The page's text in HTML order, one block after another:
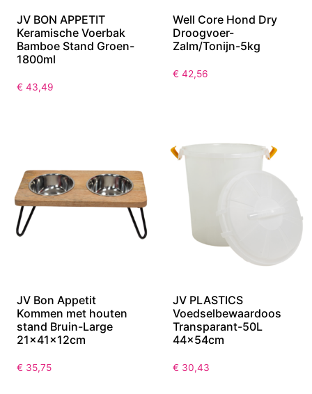
JV BON APPETIT
Keramische Voerbak
Bamboe Stand Groen-
1800ml
€ 43,49
Well Core Hond Dry
Droogvoer-
Zalm/Tonijn-5kg
€ 42,56
JV Bon Appetit
Kommen met houten
stand Bruin-Large
21x41x12cm
€ 35,75
JV PLASTICS
Voedselbewaardoos
Transparant-50L
44x54cm
€ 30,43